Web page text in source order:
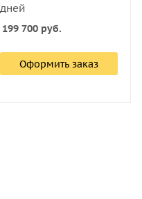
дней
199 700руб.
Оформить заказ